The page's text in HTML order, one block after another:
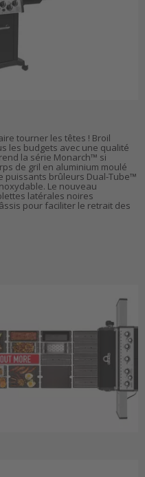
tourner les têtes ! Broil
les budgets avec une qualité
la série Monarch™ si
de gril en aluminium moulé
puissants brûleurs Dual-Tube™
Le nouveau
latérales noires
pour faciliter le retrait des